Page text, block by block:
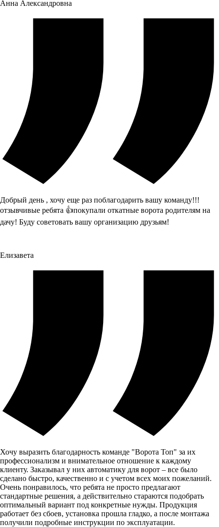
Анна Александровна
Добрый день , хочу еще раз поблагодарить вашу команду!!!
отзывчивые ребята 👍покупали откатные ворота родителям на
дачу! Буду советовать вашу организацию друзьям!
Елизавета
Хочу выразить благодарность команде "Ворота Топ" за их
профессионализм и внимательное отношение к каждому
клиенту. Заказывал у них автоматику для ворот – все было
сделано быстро, качественно и с учетом всех моих пожеланий.
Очень понравилось, что ребята не просто предлагают
стандартные решения, а действительно стараются подобрать
оптимальный вариант под конкретные нужды. Продукция
работает без сбоев, установка прошла гладко, а после монтажа
получили подробные инструкции по эксплуатации.